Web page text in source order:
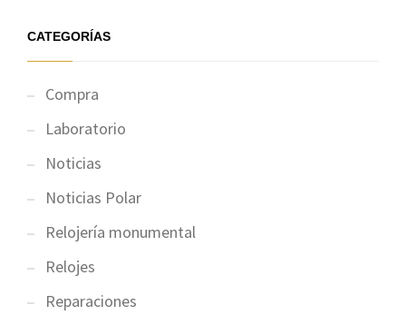
CATEGORÍAS
Compra
Laboratorio
Noticias
Noticias Polar
Relojería monumental
Relojes
Reparaciones